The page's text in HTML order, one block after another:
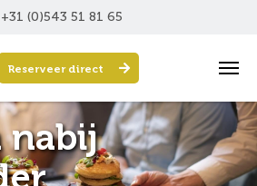
+31 (0)543 51 81 65
Reserveer direct
nabij